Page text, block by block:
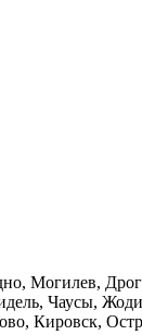
Могилев,
Чаусы,
Кировск,